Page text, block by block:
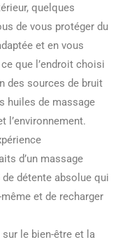
quelques
de vous protéger du
et en vous
que l’endroit choisi
des sources de bruit
huiles de massage
l’environnement.
d’un massage
détente absolue qui
et de recharger
le bien-être et la